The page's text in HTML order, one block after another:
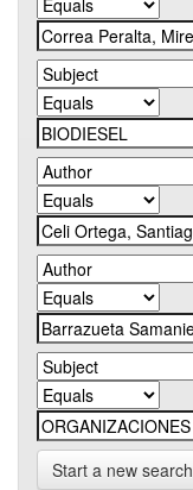
Start a new search